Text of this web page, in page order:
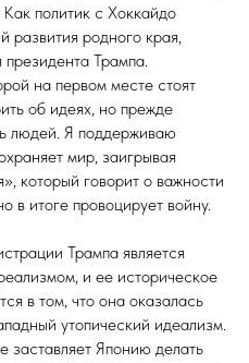
политик с Хоккайдо
развития родного края,
Трампа.
на первом месте стоят
об идеях, но прежде
людей. Я поддерживаю
мир, заигрывая
который говорит о важности
в итоге провоцирует войну.
Трампа является
и ее историческое
в том, что она оказалась
утопический идеализм.
заставляет Японию делать